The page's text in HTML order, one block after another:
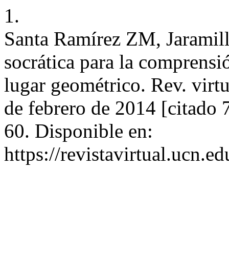
1.
Santa Ramírez ZM,
socrática para la
lugar geométrico. Rev.
de febrero de 2014 [citado
60. Disponible en:
https://